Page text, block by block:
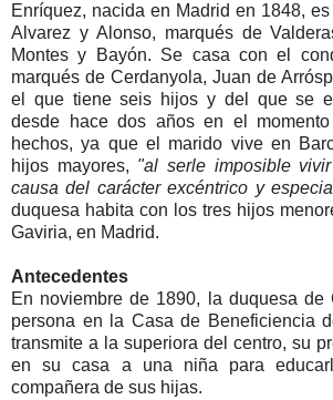
Enríquez, nacida en Madrid en 1848,
Alvarez y Alonso, marqués de
Montes y Bayón. Se casa con el
marqués de Cerdanyola, Juan de
el que tiene seis hijos y del que se
desde hace dos años en el
hechos, ya que el marido vive en
hijos mayores, "al serle imposible
causa del carácter excéntrico y
duquesa habita con los tres hijos
Gaviria, en Madrid.
Antecedentes
En noviembre de 1890, la duquesa de
persona en la Casa de Beneficiencia
transmite a la superiora del centro, su
en su casa a una niña para
compañera de sus hijas.